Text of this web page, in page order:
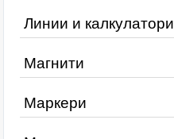
Линии и калкулатори
Магнити
Маркери